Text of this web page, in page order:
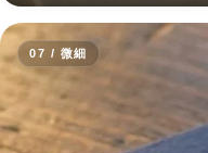
07 / 微細